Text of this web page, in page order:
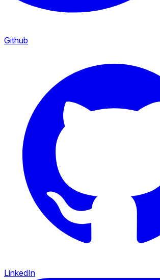
Github
LinkedIn